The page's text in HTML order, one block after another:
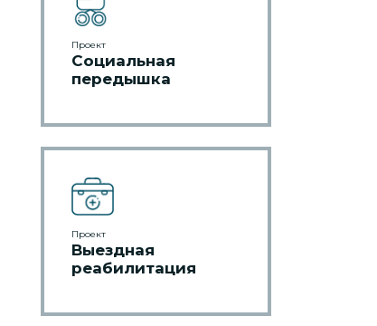
Проект
Социальная
передышка
Проект
Выездная
реабилитация